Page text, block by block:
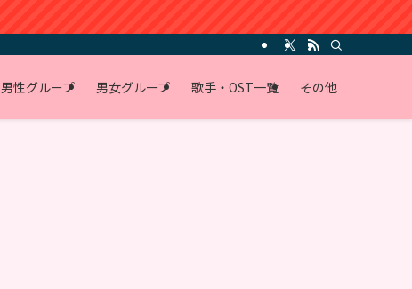
男性グループ 男女グループ 歌手・OST一覧 その他